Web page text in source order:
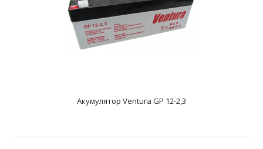
Додаткові характеристикиAGM акумулятор. Має напругу
12 і ємність - 12 А * год. Розміри акумулятора, ..
Акумулятор Ventura GP 12-2,3